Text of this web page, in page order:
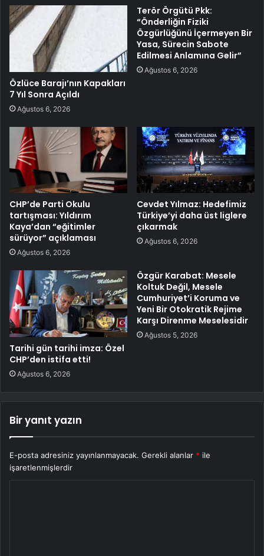
Özlüce Barajı’nın Kapakları
7 Yıl Sonra Açıldı
Ağustos 6, 2026
Terör Örgütü Pkk:
“Önderliğin Fiziki
Özgürlüğünü İçermeyen Bir
Yasa, Sürecin Sabote
Edilmesi Anlamına Gelir”
Ağustos 6, 2026
CHP’de Parti Okulu
tartışması: Yıldırım
Kaya’dan “eğitimler
sürüyor” açıklaması
Ağustos 6, 2026
Cevdet Yılmaz: Hedefimiz
Türkiye’yi daha üst liglere
çıkarmak
Ağustos 6, 2026
Tarihi gün tarihi imza: Özel
CHP’den istifa etti!
Ağustos 6, 2026
Özgür Karabat: Mesele
Koltuk Değil, Mesele
Cumhuriyet’i Koruma ve
Yeni Bir Otokratik Rejime
Karşı Direnme Meselesidir
Ağustos 5, 2026
Bir yanıt yazın
E-posta adresiniz yayınlanmayacak. Gerekli alanlar * ile
işaretlenmişlerdir